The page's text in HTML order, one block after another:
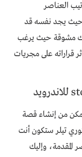
العناصر
يجد نفسه قد
مشوقة حيث يرغب
على مجريات
من إنشاء قصة
تيلر ستكون أنت
المقدمة، وإليك